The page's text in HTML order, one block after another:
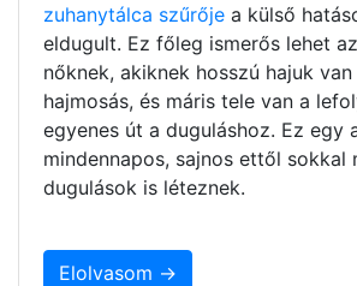
zuhanytálca szűrője a külső
eldugult. Ez főleg ismerős lehet
nőknek, akiknek hosszú hajuk
hajmosás, és máris tele van a
egyenes út a duguláshoz. Ez egy
mindennapos, sajnos ettől sokkal
dugulások is léteznek.
Elolvasom →